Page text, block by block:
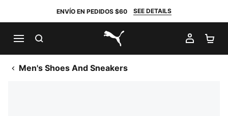
ENVÍO EN PEDIDOS $60 SEE DETAILS
PUMA.com
MI
Men's Shoes And Sneakers